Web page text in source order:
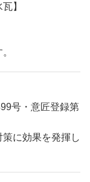
】
号・意匠登録第
に効果を発揮し